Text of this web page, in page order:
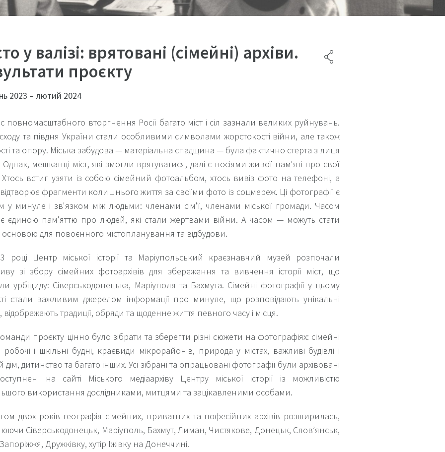
у валізі: врятовані (сімейні) архіви.
проєкту
2023 – лютий 2024
повномасштабного вторгнення Росії багато міст і сіл зазнали великих руйнувань.
сходу та півдня України стали особливими символами жорстокості війни, але також
та опору. Міська забудова — матеріальна спадщина — була фактично стерта з лиця
Однак, мешканці міст, які змогли врятуватися, далі є носіями живої пам'яті про свої
Хтось встиг узяти із собою сімейний фотоальбом, хтось вивіз фото на телефоні, а
фрагменти колишнього життя за своїми фото із соцмереж. Ці фотографії є
у минуле і зв'язком між людьми: членами сім'ї, членами міської громади. Часом
єдиною пам'яттю про людей, які стали жертвами війни. А часом — можуть стати
для повоєнного містопланування та відбудови.
році Центр міської історії та Маріупольський краєзнавчий музей розпочали
зі збору сімейних фотоархівів для збереження та вивчення історії міст, що
урбіциду: Сіверськодонецька, Маріуполя та Бахмута. Сімейні фотографії у цьому
стали важливим джерелом інформації про минуле, що розповідають унікальні
відображають традиції, обряди та щоденне життя певного часу і місця.
проєкту цінно було зібрати та зберегти різні сюжети на фотографіях: сімейні
робочі і шкільні будні, краєвиди мікрорайонів, природа у містах, важливі будівлі і
дім, дитинство та багато інших. Усі зібрані та опрацьовані фотографії були архівовані
на сайті Міського медіаархіву Центру міської історії із можливістю
використання дослідниками, митцями та зацікавленими особами.
двох років географія сімейних, приватних та пофесійних архівів розширилась,
Сіверськодонецьк, Маріуполь, Бахмут, Лиман, Чистякове, Донецьк, Слов’янськ,
Дружківку, хутір Іжівку на Донеччині.